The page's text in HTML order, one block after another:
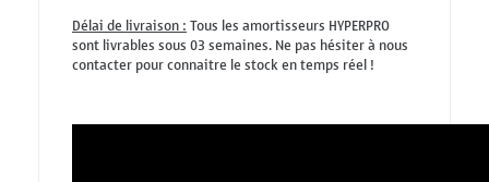
Délai de livraison :Tous les amortisseurs HYPERPRO
sont livrables sous 03 semaines. Ne pas hésiter à nous
contacter pour connaitre le stock en temps réel !